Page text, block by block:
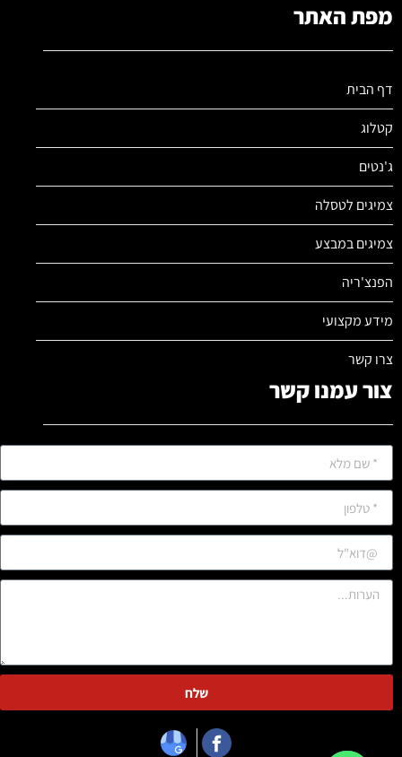
מפת האתר
דף הבית
קטלוג
ג'נטים
צמיגים לטסלה
צמיגים במבצע
הפנצ'ריה
מידע מקצועי
צרו קשר
צור עמנו קשר
שלח